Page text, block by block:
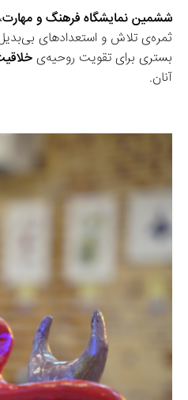
ششمین نمایشگاه فرهنگ و مهارت
بستری برای تقویت روحیه‌ی
آنان.